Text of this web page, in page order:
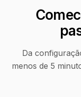
Da
menos de 5